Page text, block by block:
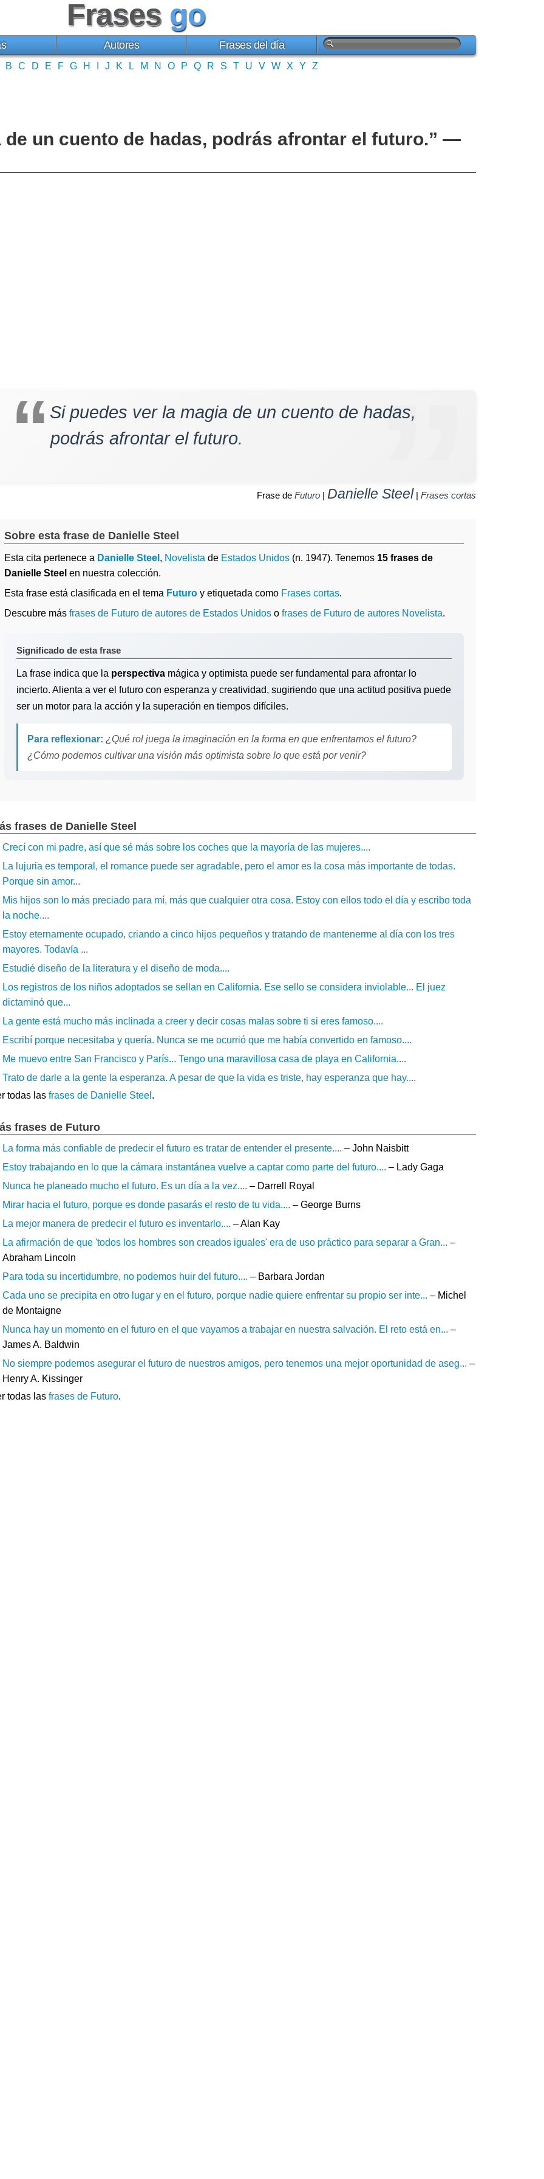
Frases go
Autores Frases del día
B C D E F G H J K L M N O P Q R S T U V W X Y Z
de un cuento de hadas, podrás afrontar el futuro.” —
Si puedes ver la magia de un cuento de hadas,
podrás afrontar el futuro.
Frase de Futuro | Danielle Steel | Frases cortas
Sobre esta frase de Danielle Steel
Esta cita pertenece a Danielle Steel , Novelista de Estados Unidos (n. 1947). Tenemos 15 frases de
Danielle Steel en nuestra colección.
Esta frase está clasificada en el tema Futuro y etiquetada como Frases cortas.
Descubre más frases de Futuro de autores de Estados Unidos o frases de Futuro de autores Novelista.
Significado de esta frase
La frase indica que la perspectiva mágica y optimista puede ser fundamental para afrontar lo
incierto. Alienta a ver el futuro con esperanza y creatividad, sugiriendo que una actitud positiva puede
ser un motor para la acción y la superación en tiempos difíciles.
Para reflexionar: ¿Qué rol juega la imaginación en la forma en que enfrentamos el futuro?
¿Cómo podemos cultivar una visión más optimista sobre lo que está por venir?
frases de Danielle Steel
Crecí con mi padre, así que sé más sobre los coches que la mayoría de las mujeres....
La lujuria es temporal, el romance puede ser agradable, pero el amor es la cosa más importante de todas.
Porque sin amor...
Mis hijos son lo más preciado para mí, más que cualquier otra cosa. Estoy con ellos todo el día y escribo toda
la noche....
Estoy eternamente ocupado, criando a cinco hijos pequeños y tratando de mantenerme al día con los tres
mayores. Todavía ...
Estudié diseño de la literatura y el diseño de moda....
Los registros de los niños adoptados se sellan en California. Ese sello se considera inviolable... El juez
dictaminó que...
La gente está mucho más inclinada a creer y decir cosas malas sobre ti si eres famoso....
Escribí porque necesitaba y quería. Nunca se me ocurrió que me había convertido en famoso....
Me muevo entre San Francisco y París... Tengo una maravillosa casa de playa en California....
Trato de darle a la gente la esperanza. A pesar de que la vida es triste, hay esperanza que hay....
todas las frases de Danielle Steel .
frases de Futuro
La forma más confiable de predecir el futuro es tratar de entender el presente.... – John Naisbitt
Estoy trabajando en lo que la cámara instantánea vuelve a captar como parte del futuro.... – Lady Gaga
Nunca he planeado mucho el futuro. Es un día a la vez.... – Darrell Royal
Mirar hacia el futuro, porque es donde pasarás el resto de tu vida.... – George Burns
La mejor manera de predecir el futuro es inventarlo.... – Alan Kay
La afirmación de que 'todos los hombres son creados iguales' era de uso práctico para separar a Gran... –
Abraham Lincoln
Para toda su incertidumbre, no podemos huir del futuro.... – Barbara Jordan
Cada uno se precipita en otro lugar y en el futuro, porque nadie quiere enfrentar su propio ser inte... – Michel
de Montaigne
Nunca hay un momento en el futuro en el que vayamos a trabajar en nuestra salvación. El reto está en... –
James A. Baldwin
No siempre podemos asegurar el futuro de nuestros amigos, pero tenemos una mejor oportunidad de aseg... –
Henry A. Kissinger
todas las frases de Futuro.